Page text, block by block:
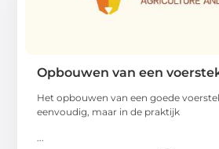
Opbouwen van een
Het opbouwen van een goede
eenvoudig, maar in de praktijk